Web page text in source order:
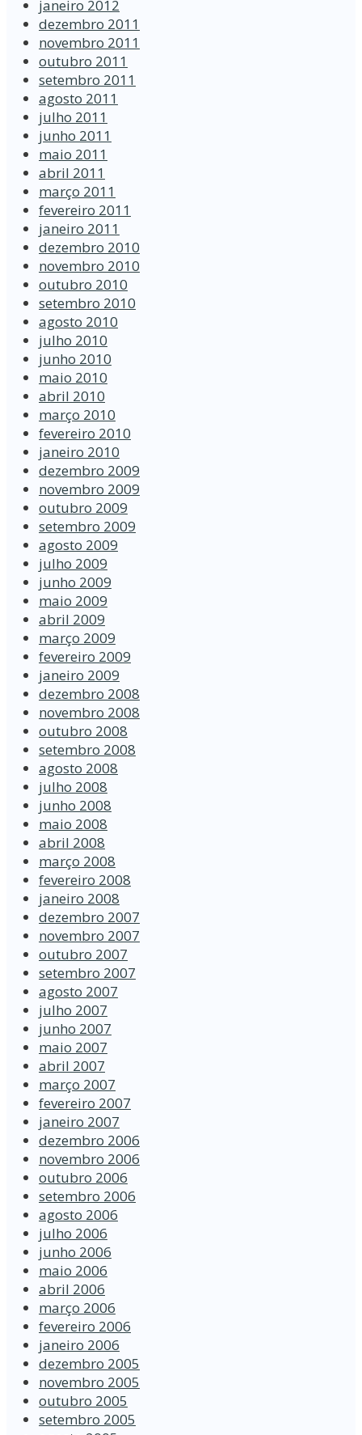
janeiro 2012
dezembro 2011
novembro 2011
outubro 2011
setembro 2011
agosto 2011
julho 2011
junho 2011
maio 2011
abril 2011
março 2011
fevereiro 2011
janeiro 2011
dezembro 2010
novembro 2010
outubro 2010
setembro 2010
agosto 2010
julho 2010
junho 2010
maio 2010
abril 2010
março 2010
fevereiro 2010
janeiro 2010
dezembro 2009
novembro 2009
outubro 2009
setembro 2009
agosto 2009
julho 2009
junho 2009
maio 2009
abril 2009
março 2009
fevereiro 2009
janeiro 2009
dezembro 2008
novembro 2008
outubro 2008
setembro 2008
agosto 2008
julho 2008
junho 2008
maio 2008
abril 2008
março 2008
fevereiro 2008
janeiro 2008
dezembro 2007
novembro 2007
outubro 2007
setembro 2007
agosto 2007
julho 2007
junho 2007
maio 2007
abril 2007
março 2007
fevereiro 2007
janeiro 2007
dezembro 2006
novembro 2006
outubro 2006
setembro 2006
agosto 2006
julho 2006
junho 2006
maio 2006
abril 2006
março 2006
fevereiro 2006
janeiro 2006
dezembro 2005
novembro 2005
outubro 2005
setembro 2005